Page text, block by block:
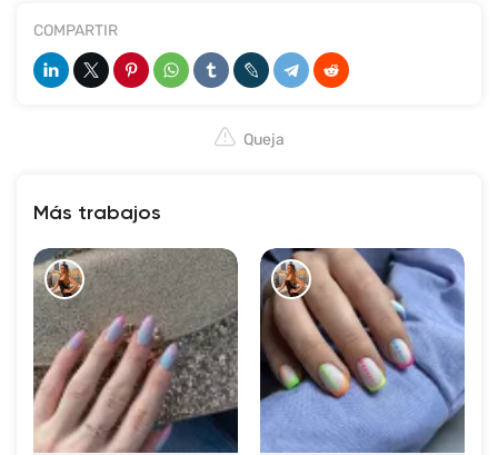
COMPARTIR
Queja
Más trabajos